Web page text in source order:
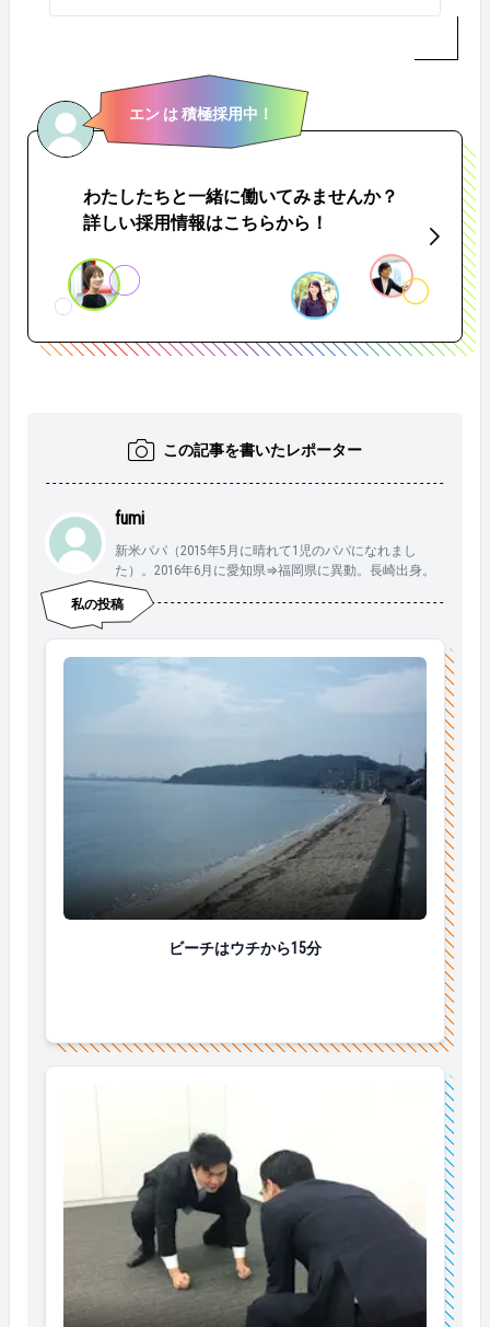
エン は 積極採用中！
わたしたちと一緒に働いてみませんか？
詳しい採用情報はこちらから！
この記事を書いたレポーター
fumi
新米パパ（2015年5月に晴れて1児のパパになれまし
た）。2016年6月に愛知県⇒福岡県に異動。長崎出身。
私の投稿
ビーチはウチから15分